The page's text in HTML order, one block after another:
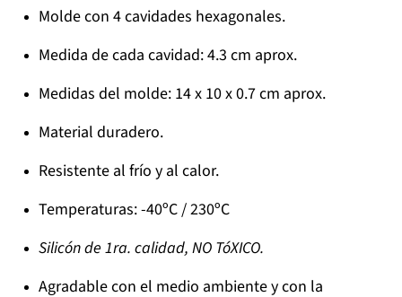
Molde con 4 cavidades hexagonales.
Medida de cada cavidad: 4.3 cm aprox.
Medidas del molde: 14 x 10 x 0.7 cm aprox.
Material duradero.
Resistente al frío y al calor.
Temperaturas: -40ºC / 230ºC
Silicón de 1ra. calidad, NO TóXICO.
Agradable con el medio ambiente y con la